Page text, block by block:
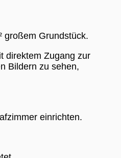
großem Grundstück.
direktem Zugang zur
Bildern zu sehen,
einrichten.